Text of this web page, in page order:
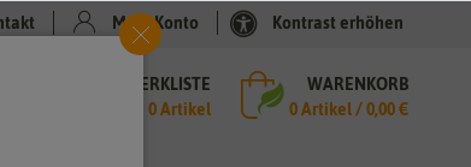
Mein Konto Kontrast erhöhen
MERKLISTE
0 Artikel
WARENKORB
0Artikel /0,00 €